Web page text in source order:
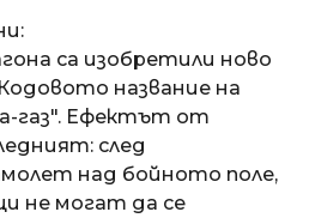
са изобретили ново
название на
газ". Ефектът от
след
над бойното поле,
не могат да се